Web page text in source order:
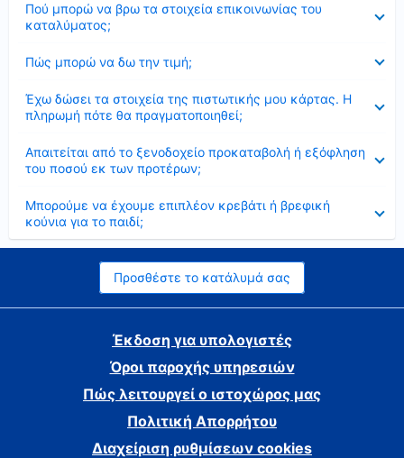
Πού μπορώ να βρω τα στοιχεία επικοινωνίας του
καταλύματος;
Πώς μπορώ να δω την τιμή;
Έχω δώσει τα στοιχεία της πιστωτικής μου κάρτας. Η
πληρωμή πότε θα πραγματοποιηθεί;
Απαιτείται από το ξενοδοχείο προκαταβολή ή εξόφληση
του ποσού εκ των προτέρων;
Μπορούμε να έχουμε επιπλέον κρεβάτι ή βρεφική
κούνια για το παιδί;
Προσθέστε το κατάλυμά σας
Έκδοση για υπολογιστές
Όροι παροχής υπηρεσιών
Πώς λειτουργεί ο ιστοχώρος μας
Πολιτική Απορρήτου
Διαχείριση ρυθμίσεων cookies